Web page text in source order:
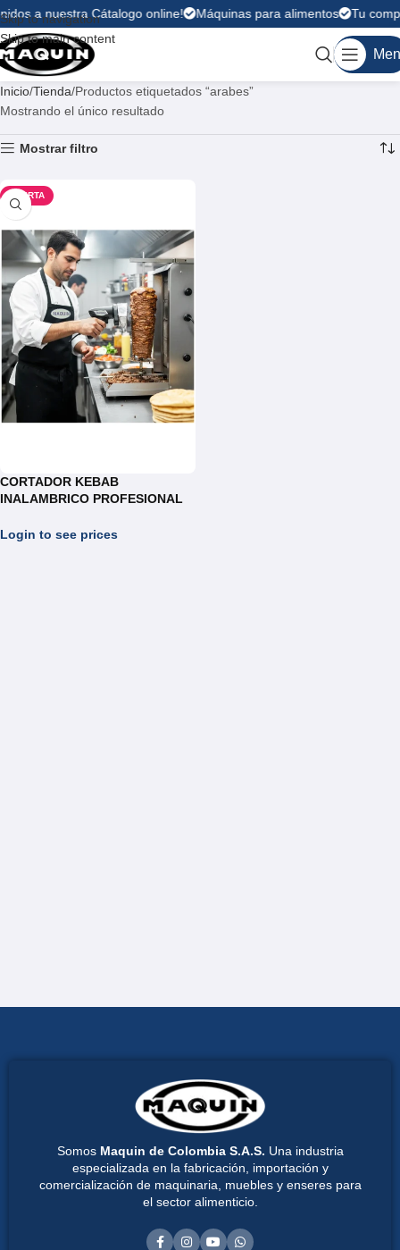
Skip to navigation
Skip to main content
a nuestra Cátalogo online! Máquinas para alimentos Tu
Inicio Tienda Productos etiquetados “arabes”
Mostrando el único resultado
Mostrar filtro
OFERTA
CORTADOR KEBAB
INALAMBRICO PROFESIONAL
Login to see prices
Somos Maquin de Colombia S.A.S. Una industria
especializada en la fabricación, importación y
comercialización de maquinaria, muebles y enseres para
el sector alimenticio.